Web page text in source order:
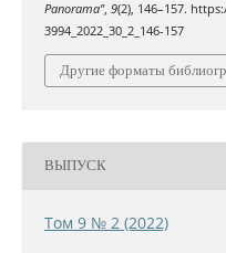
Panorama", 9(2), 146–157.
3994_2022_30_2_146-157
Другие форматы
ВЫПУСК
Том 9 № 2 (2022)